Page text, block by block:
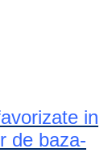
in
de baza-